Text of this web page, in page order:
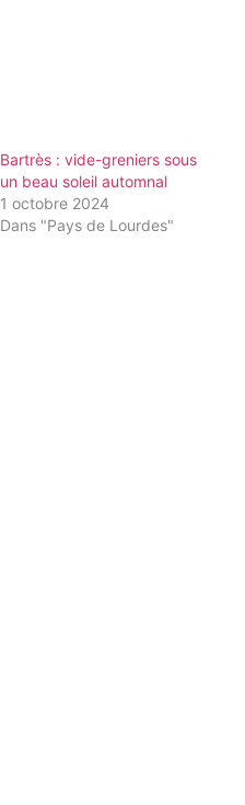
Bartrès : vide-greniers sous
un beau soleil automnal
1 octobre 2024
Dans "Pays de Lourdes"